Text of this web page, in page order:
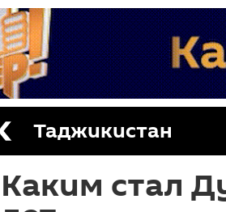
Таджикистан
Каким стал